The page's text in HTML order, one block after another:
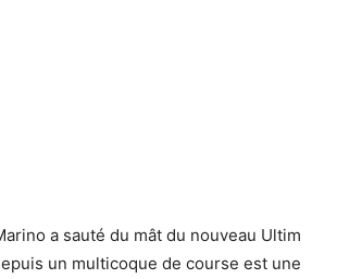
a sauté du mât du nouveau Ultim
un multicoque de course est une